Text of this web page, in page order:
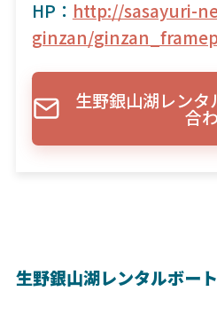
HP： http://sasayuri-
ginzan/
生野銀山湖レン
合
生野銀山湖レンタルボー